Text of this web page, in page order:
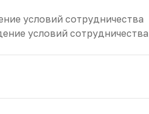
условий сотрудничества
условий сотрудничества